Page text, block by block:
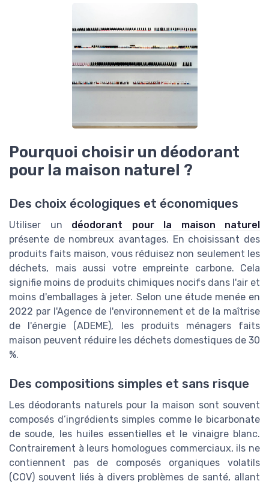
Pourquoi choisir un déodorant
pour la maison naturel ?
Des choix écologiques et économiques
Utiliser un déodorant pour la maison naturel
présente de nombreux avantages. En choisissant des
produits faits maison, vous réduisez non seulement les
déchets, mais aussi votre empreinte carbone. Cela
signifie moins de produits chimiques nocifs dans l'air et
moins d'emballages à jeter. Selon une étude menée en
2022 par l'Agence de l'environnement et de la maîtrise
de l'énergie (ADEME), les produits ménagers faits
maison peuvent réduire les déchets domestiques de 30
%.
Des compositions simples et sans risque
Les déodorants naturels pour la maison sont souvent
composés d’ingrédients simples comme le bicarbonate
de soude, les huiles essentielles et le vinaigre blanc.
Contrairement à leurs homologues commerciaux, ils ne
contiennent pas de composés organiques volatils
(COV) souvent liés à divers problèmes de santé, allant